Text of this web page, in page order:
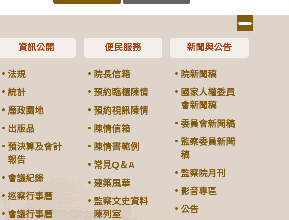
資訊公開
法規
統計
廉政園地
出版品
預決算及會計
報告
會議紀錄
巡察行事曆
會議行事曆
便民服務
院長信箱
預約臨櫃陳情
預約視訊陳情
陳情信箱
陳情書範例
常見Q＆A
建築風華
監察文史資料
陳列室
新聞與公告
院新聞稿
國家人權委員
會新聞稿
委員會新聞稿
監察委員新聞
稿
監察院月刊
影音專區
公告